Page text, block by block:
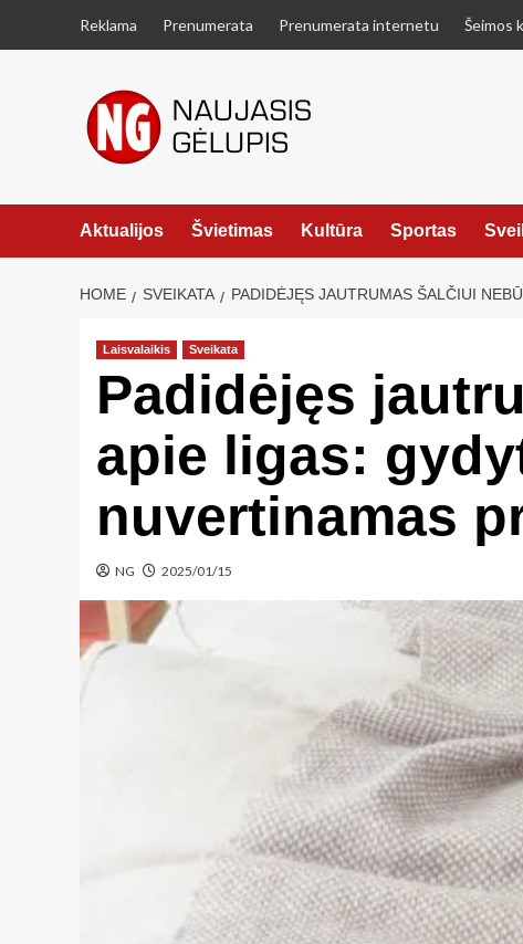
Reklama Prenumerata Prenumerata internetu Šeimos
Aktualijos Švietimas Kultūra Sportas
HOME SVEIKATA PADIDĖJĘS JAUTRUMAS ŠALČIUI
Laisvalaikis Sveikata
Padidėjęs
apie ligas:
nuvertinamas
NG 2025/01/15